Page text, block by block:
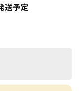
送予定